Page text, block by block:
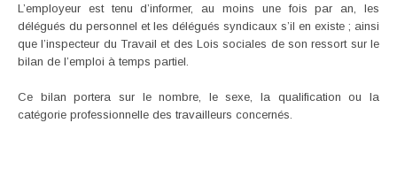
L’employeur est tenu d’informer, au moins une fois par an, les
délégués du personnel et les délégués syndicaux s’il en existe ; ainsi
que l’inspecteur du Travail et des Lois sociales de son ressort sur le
bilan de l’emploi à temps partiel.
Ce bilan portera sur le nombre, le sexe, la qualification ou la
catégorie professionnelle des travailleurs concernés.